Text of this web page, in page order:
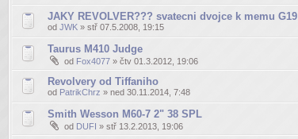
JAKY REVOLVER??? svatecni dvojce k memu G19
od JWK » stř 07.5.2008, 19:15
Taurus M410 Judge
od Fox4077 » čtv 01.3.2012, 19:06
Revolvery od Tiffaniho
od PatrikChrz » ned 30.11.2014, 7:48
Smith Wesson M60-7 2" 38 SPL
od DUFI » stř 13.2.2013, 19:06